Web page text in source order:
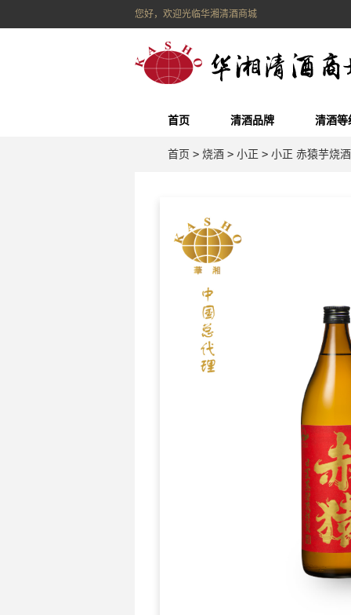
您好，欢迎光临华湘清酒商城
首页 清酒品牌 清酒等
首页 > 烧酒 > 小正 > 小正 赤猿芋烧酒